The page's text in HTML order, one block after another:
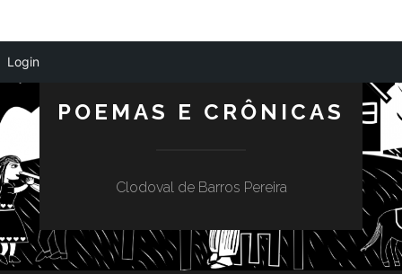
POEMAS E CRÔNICAS
Clodoval de Barros Pereira
Login